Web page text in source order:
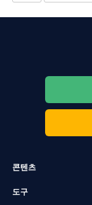
콘텐츠
도구